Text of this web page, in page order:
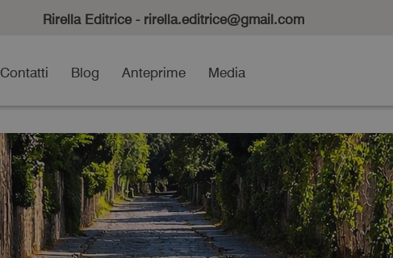
Rirella Editrice - rirella.editrice@gmail.com
Contatti Blog Anteprime Media